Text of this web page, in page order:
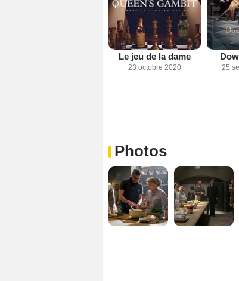
Le jeu de la dame
23 octobre 2020 25
Photos